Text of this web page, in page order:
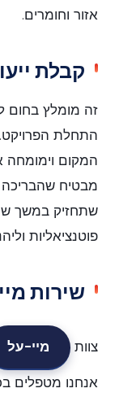
אזור וחומרים.
קבלת
זה מומלץ בחום
התחלת
המקום
מבטיח
שתחזיק במשך
פוטנציאליות
שירות
צוות מיי-על
אנחנו מטפלים